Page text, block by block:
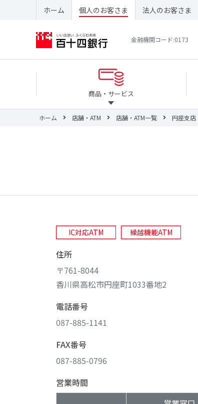
ホーム 個人のお客さま 法人のお客さま
金融機関コード:0173
商品・サービス
ホーム 店舗・ATM 店舗・ATM一覧 円座支店
IC対応ATM 繰越機能ATM
住所
〒761-8044
香川県高松市円座町1033番地2
電話番号
087-885-1141
FAX番号
087-885-0796
営業時間